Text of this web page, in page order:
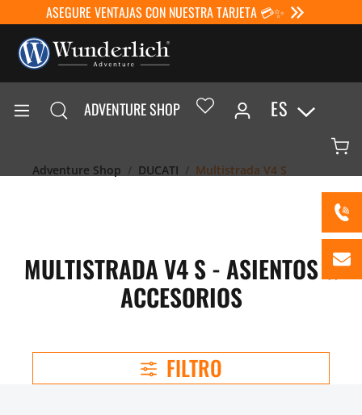
ASEGURE VENTAJAS CON NUESTRA TARJETA 💳✨
ADVENTURE SHOP ES
Adventure Shop DUCATI Multistrada V4 S
MULTISTRADA V4 S - ASIENTOS &
ACCESORIOS
FILTRO